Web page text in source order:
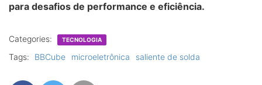
para desafios de performance e eficiência.
Categories: TECNOLOGIA
Tags: BBCube microeletrônica saliente de solda